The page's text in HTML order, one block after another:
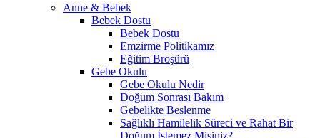
Anne & Bebek
Bebek Dostu
Bebek Dostu
Emzirme Politikamız
Eğitim Broşürü
Gebe Okulu
Gebe Okulu Nedir
Doğum Sonrası Bakım
Gebelikte Beslenme
Sağlıklı Hamilelik Süreci ve Rahat Bir
Doğum İstemez Misiniz?